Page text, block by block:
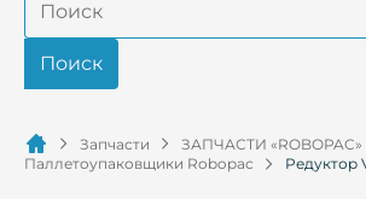
Запчасти
ЗАПЧАСТИ «ROBOPAC»
Паллетоупаковщики Robopac
Редуктор